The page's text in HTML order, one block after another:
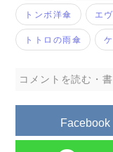
トンボ洋傘 エ
トトロの雨傘
コメントを読む・書
Facebook